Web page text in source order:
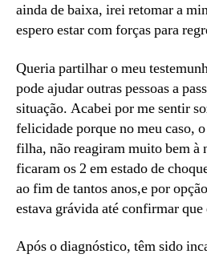
ainda de baixa, irei retomar a
espero estar com forças para
Queria partilhar o meu
pode ajudar outras pessoas a
situação. Acabei por me sentir
felicidade porque no meu caso,
filha, não reagiram muito bem à
ficaram os 2 em estado de
ao fim de tantos anos,e por
estava grávida até confirmar
Após o diagnóstico, têm sido